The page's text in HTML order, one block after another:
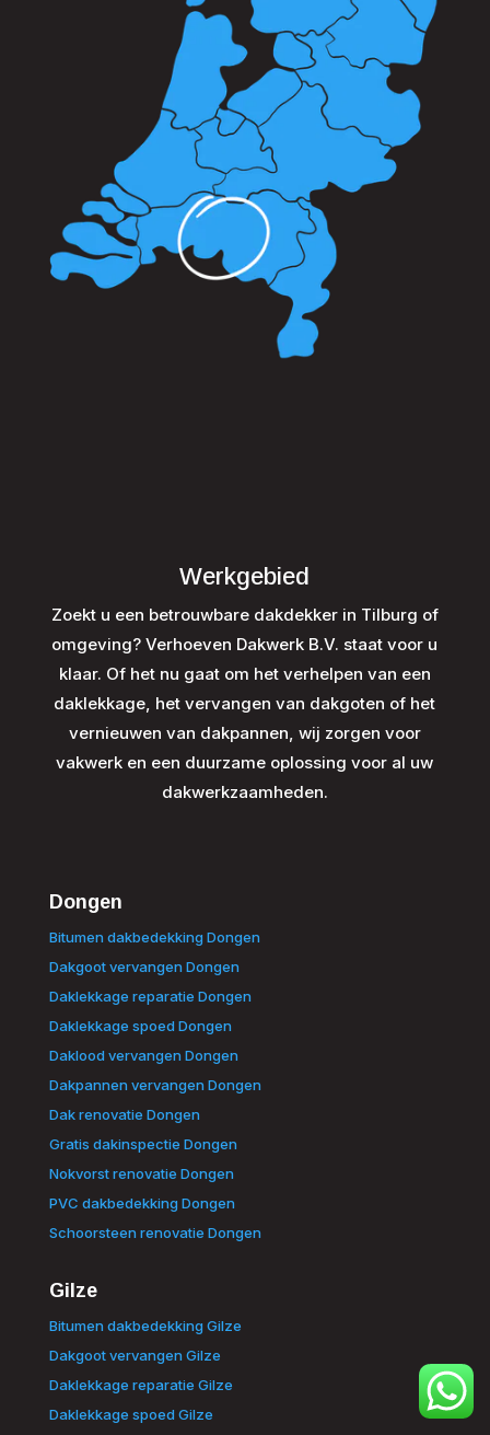
Werkgebied
Zoekt u een betrouwbare dakdekker in Tilburg of
omgeving? Verhoeven Dakwerk B.V. staat voor u
klaar. Of het nu gaat om het verhelpen van een
daklekkage, het vervangen van dakgoten of het
vernieuwen van dakpannen, wij zorgen voor
vakwerk en een duurzame oplossing voor al uw
dakwerkzaamheden.
Dongen
Bitumen dakbedekking Dongen
Dakgoot vervangen Dongen
Daklekkage reparatie Dongen
Daklekkage spoed Dongen
Daklood vervangen Dongen
Dakpannen vervangen Dongen
Dak renovatie Dongen
Gratis dakinspectie Dongen
Nokvorst renovatie Dongen
PVC dakbedekking Dongen
Schoorsteen renovatie Dongen
Gilze
Bitumen dakbedekking Gilze
Dakgoot vervangen Gilze
Daklekkage reparatie Gilze
Daklekkage spoed Gilze